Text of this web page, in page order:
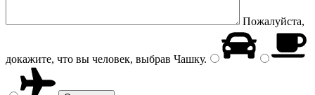
Пожалуйста,
докажите, что вы человек, выбрав Чашку.